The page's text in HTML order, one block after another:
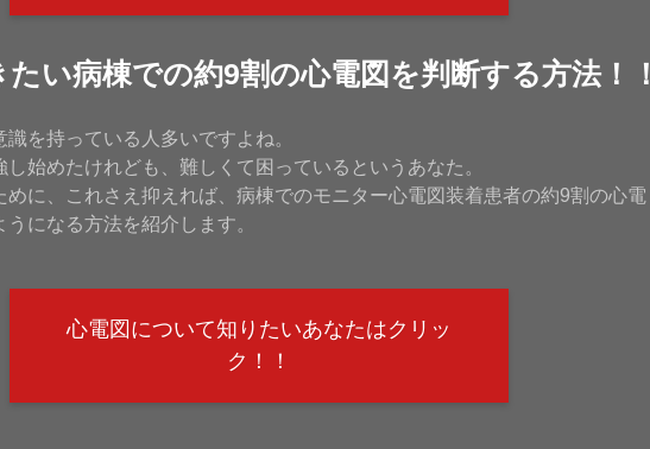
い病棟での約9割の心電図を判断する方法！！
を持っている人多いですよね。
始めたけれども、難しくて困っているというあなた。
めに、これさえ抑えれば、病棟でのモニター心電図装着患者の約9割の心電
になる方法を紹介します。
心電図について知りたいあなたはクリッ
ク！！